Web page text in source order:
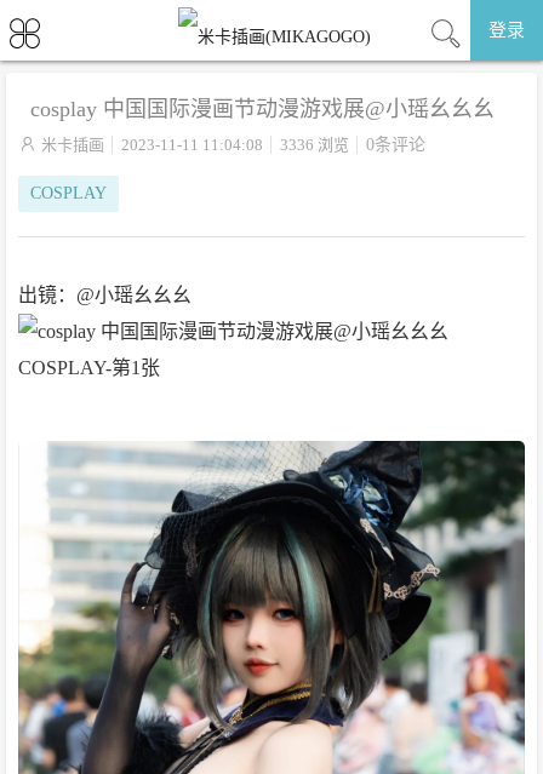
登录
cosplay 中国国际漫画节动漫游戏展@小瑶幺幺幺
 米卡插画 2023-11-11 11:04:08 3336 浏览 0条评论
COSPLAY
出镜：@小瑶幺幺幺